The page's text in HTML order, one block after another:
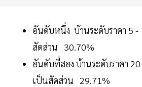
อันดับหนึ่ง บ้านระดับราคา 5
สัดส่วน 30.70%
อันดับที่สอง บ้านระดับราคา
เป็นสัดส่วน 29.71%